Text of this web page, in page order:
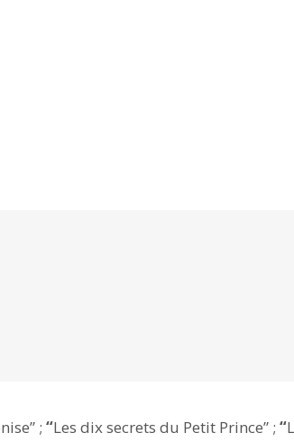
;“Les dix secrets du Petit Prince” ;“